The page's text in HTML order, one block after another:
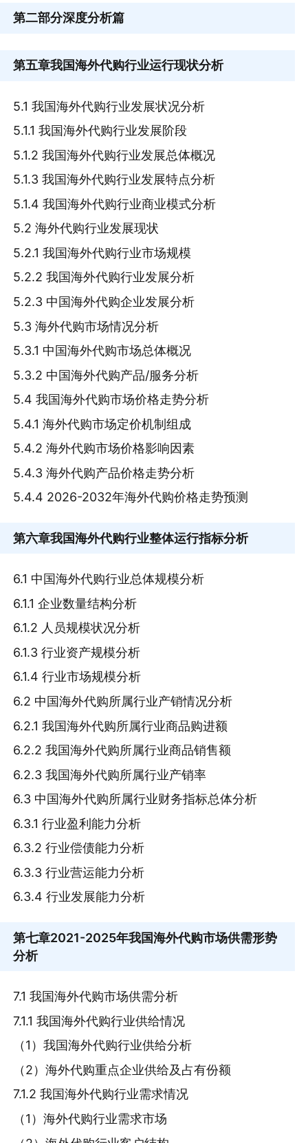
第二部分深度分析篇
第五章我国海外代购行业运行现状分析
5.1 我国海外代购行业发展状况分析
5.1.1 我国海外代购行业发展阶段
5.1.2 我国海外代购行业发展总体概况
5.1.3 我国海外代购行业发展特点分析
5.1.4 我国海外代购行业商业模式分析
5.2 海外代购行业发展现状
5.2.1 我国海外代购行业市场规模
5.2.2 我国海外代购行业发展分析
5.2.3 中国海外代购企业发展分析
5.3 海外代购市场情况分析
5.3.1 中国海外代购市场总体概况
5.3.2 中国海外代购产品/服务分析
5.4 我国海外代购市场价格走势分析
5.4.1 海外代购市场定价机制组成
5.4.2 海外代购市场价格影响因素
5.4.3 海外代购产品价格走势分析
5.4.4 2026-2032年海外代购价格走势预测
第六章我国海外代购行业整体运行指标分析
6.1 中国海外代购行业总体规模分析
6.1.1 企业数量结构分析
6.1.2 人员规模状况分析
6.1.3 行业资产规模分析
6.1.4 行业市场规模分析
6.2 中国海外代购所属行业产销情况分析
6.2.1 我国海外代购所属行业商品购进额
6.2.2 我国海外代购所属行业商品销售额
6.2.3 我国海外代购所属行业产销率
6.3 中国海外代购所属行业财务指标总体分析
6.3.1 行业盈利能力分析
6.3.2 行业偿债能力分析
6.3.3 行业营运能力分析
6.3.4 行业发展能力分析
第七章2021-2025年我国海外代购市场供需形势
分析
7.1 我国海外代购市场供需分析
7.1.1 我国海外代购行业供给情况
（1）我国海外代购行业供给分析
（2）海外代购重点企业供给及占有份额
7.1.2 我国海外代购行业需求情况
（1）海外代购行业需求市场